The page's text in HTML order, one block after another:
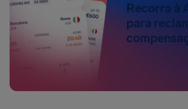
Recorra à
para